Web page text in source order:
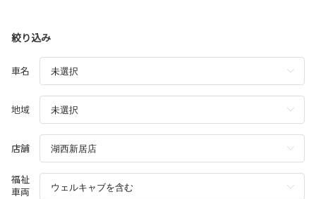
絞り込み
車名
地域
店舗
福祉
車両